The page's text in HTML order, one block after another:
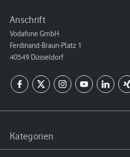
Anschrift
Vodafone GmbH
Ferdinand-Braun-Platz 1
40549 Düsseldorf
Kategorien